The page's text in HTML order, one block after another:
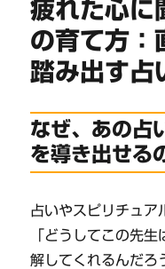
疲れた心に
の育て方：
踏み出す占
なぜ、あの占
を導き出せる
占いやスピリチュア
「どうしてこの先
解してくれるんだろ